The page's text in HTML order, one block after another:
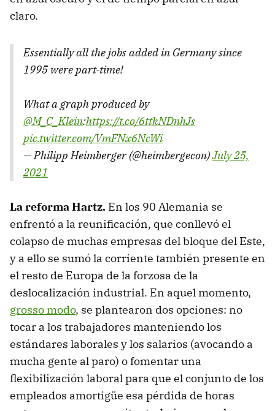
claro.
Essentially all the jobs added in Germany since
1995 were part-time!
What a graph produced by
@M_C_Klein:https://t.co/6ttkNDnhJs
pic.twitter.com/VmFNx6NcWi
— Philipp Heimberger (@heimbergecon)July 25,
2021
La reforma Hartz. En los 90 Alemania se
enfrentó a la reunificación, que conllevó el
colapso de muchas empresas del bloque del Este,
y a ello se sumó la corriente también presente en
el resto de Europa de la forzosa de la
deslocalización industrial. En aquel momento,
grosso modo, se plantearon dos opciones: no
tocar a los trabajadores manteniendo los
estándares laborales y los salarios (avocando a
mucha gente al paro) o fomentar una
flexibilización laboral para que el conjunto de los
empleados amortigüe esa pérdida de horas